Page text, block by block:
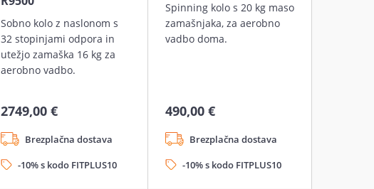
Sobno kolo z naslonom s
32 stopinjami odpora in
utežjo zamaška 16 kg za
aerobno vadbo.
2749,00 €
Brezplačna dostava
-10% s kodo FITPLUS10
Spinning kolo s 20 kg maso
zamašnjaka, za aerobno
vadbo doma.
490,00 €
Brezplačna dostava
-10% s kodo FITPLUS10